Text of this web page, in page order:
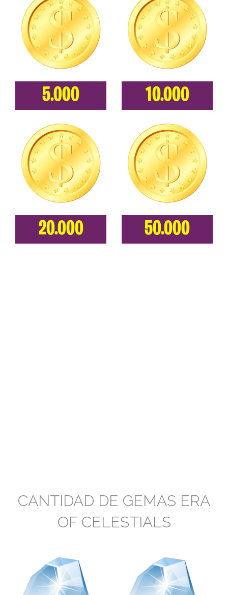
5.000 10.000
20.000 50.000
CANTIDAD DE GEMAS ERA
OF CELESTIALS